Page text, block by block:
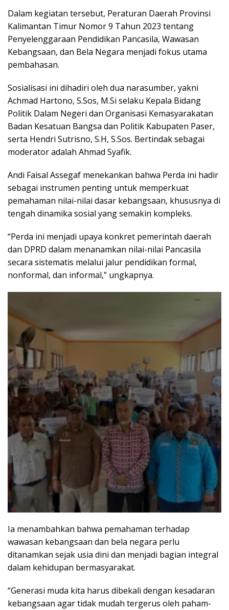
Dalam kegiatan tersebut, Peraturan Daerah Provinsi
Kalimantan Timur Nomor 9 Tahun 2023 tentang
Penyelenggaraan Pendidikan Pancasila, Wawasan
Kebangsaan, dan Bela Negara menjadi fokus utama
pembahasan.
Sosialisasi ini dihadiri oleh dua narasumber, yakni
Achmad Hartono, S.Sos, M.Si selaku Kepala Bidang
Politik Dalam Negeri dan Organisasi Kemasyarakatan
Badan Kesatuan Bangsa dan Politik Kabupaten Paser,
serta Hendri Sutrisno, S.H, S.Sos. Bertindak sebagai
moderator adalah Ahmad Syafik.
Andi Faisal Assegaf menekankan bahwa Perda ini hadir
sebagai instrumen penting untuk memperkuat
pemahaman nilai-nilai dasar kebangsaan, khususnya di
tengah dinamika sosial yang semakin kompleks.
“Perda ini menjadi upaya konkret pemerintah daerah
dan DPRD dalam menanamkan nilai-nilai Pancasila
secara sistematis melalui jalur pendidikan formal,
nonformal, dan informal,” ungkapnya.
Ia menambahkan bahwa pemahaman terhadap
wawasan kebangsaan dan bela negara perlu
ditanamkan sejak usia dini dan menjadi bagian integral
dalam kehidupan bermasyarakat.
“Generasi muda kita harus dibekali dengan kesadaran
kebangsaan agar tidak mudah tergerus oleh paham-